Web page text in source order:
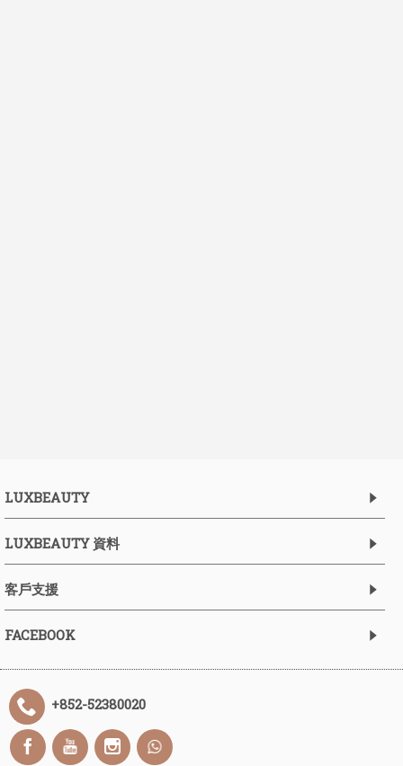
LUXBEAUTY
LUXBEAUTY 資料
客戶支援
FACEBOOK
+852-52380020